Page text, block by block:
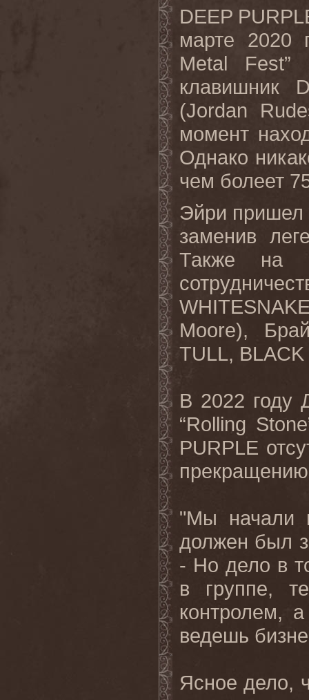
DEEP
марте 2020
Metal Fest”
клавишник
(Jordan
момент
Однако
чем болеет
Эйри пришел
заменив
Также на
Moore),
TULL,
В 2022 году
“Rolling
PURPLE
прекращению
"Мы начали
должен был
- Но дело в
в группе,
контролем,
ведешь
Ясное дело,